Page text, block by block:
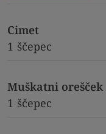
Cimet
1 ščepec
Muškatni orešček
1 ščepec